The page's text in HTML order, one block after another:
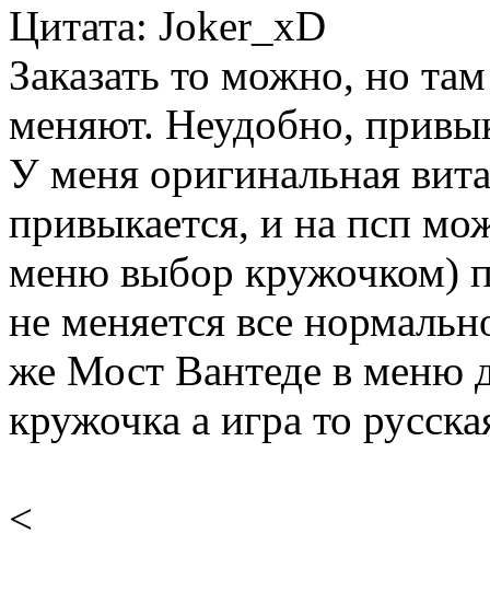
Цитата: Joker_xD
Заказать то можно, но
меняют. Неудобно,
У меня оригинальная
привыкается, и на псп
меню выбор кружочком)
не меняется все
же Мост Вантеде в меню
кружочка а игра то
<